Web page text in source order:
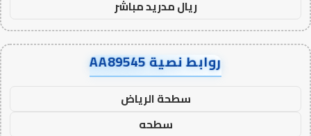
ريال مدريد مباشر
روابط نصية AA89545
سطحة الرياض
سطحه